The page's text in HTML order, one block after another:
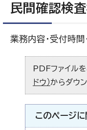
民間確認検
業務内容・受付時
PDFファイル
ドウ）からダウン
このページに